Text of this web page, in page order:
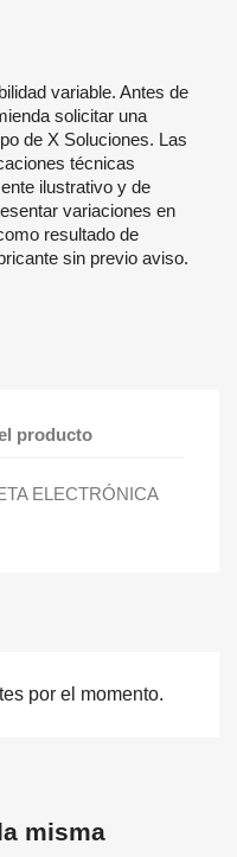
variable. Antes de
solicitar una
de X Soluciones. Las
técnicas
ilustrativo y de
variaciones en
resultado de
sin previo aviso.
producto
ELECTRÓNICA
por el momento.
misma